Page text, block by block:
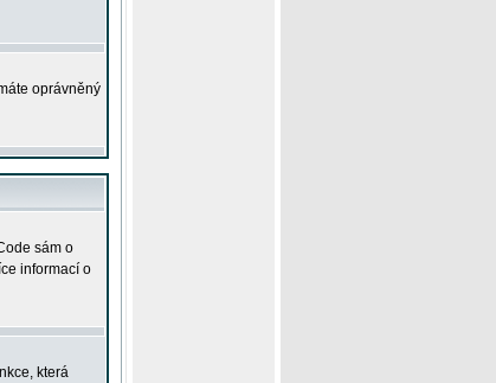
oprávněný
sám o
informací o
která